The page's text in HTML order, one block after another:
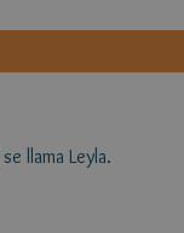
llama Leyla.